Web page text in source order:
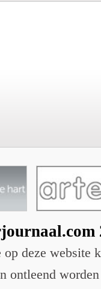
deze website
ontleend worden